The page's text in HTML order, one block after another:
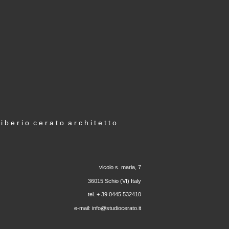
vicolo s. maria, 7
36015 Schio (VI) Italy
tel. + 39 0445 532410
e-mail: info@studiocerato.it
b e r i o  c e r a t o  a r c h i t e t t o